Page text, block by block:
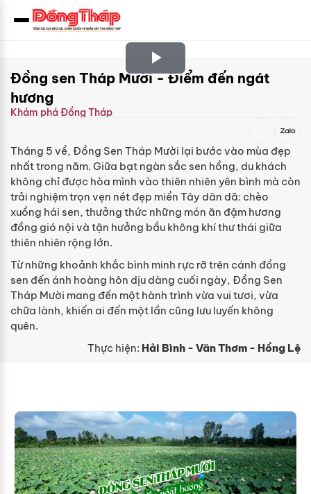
Play
Đồng sen Tháp Mười - Điểm đến ngát
hương
Khám phá Đồng Tháp
Tháng 5 về, Đồng Sen Tháp Mười lại bước vào mùa đẹp
nhất trong năm. Giữa bạt ngàn sắc sen hồng, du khách
không chỉ được hòa mình vào thiên nhiên yên bình mà còn
trải nghiệm trọn vẹn nét đẹp miền Tây dân dã: chèo
xuồng hái sen, thưởng thức những món ăn đậm hương
đồng gió nội và tận hưởng bầu không khí thư thái giữa
thiên nhiên rộng lớn.
Từ những khoảnh khắc bình minh rực rỡ trên cánh đồng
sen đến ánh hoàng hôn dịu dàng cuối ngày, Đồng Sen
Tháp Mười mang đến một hành trình vừa vui tươi, vừa
chữa lành, khiến ai đến một lần cũng lưu luyến không
quên.
Thực hiện: Hải Bình - Văn Thơm - Hồng Lệ